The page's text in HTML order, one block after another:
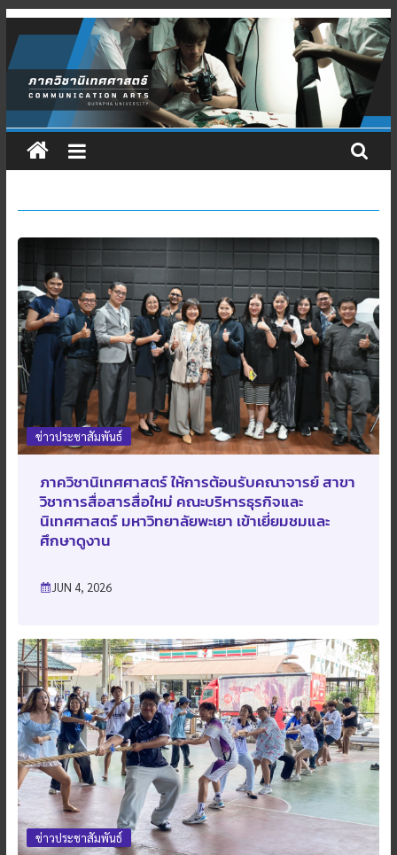
ข่าวประชาสัมพันธ์
ภาควิชานิเทศศาสตร์ ให้การต้อนรับคณาจารย์ สาขา
วิชาการสื่อสารสื่อใหม่ คณะบริหารธุรกิจและ
นิเทศศาสตร์ มหาวิทยาลัยพะเยา เข้าเยี่ยมชมและ
ศึกษาดูงาน
JUN 4, 2026
ข่าวประชาสัมพันธ์